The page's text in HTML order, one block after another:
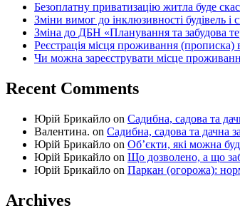
Безоплатну приватизацію житла буде
Зміни вимог до інклюзивності будівель і
Зміна до ДБН «Планування та забудова
Реєстрація місця проживання
Чи можна зареєструвати місце
Recent Comments
Юрій Брикайло on Садибна, садова та
Валентина. on Садибна, садова та дачна
Юрій Брикайло on Об’єкти, які можна
Юрій Брикайло on Що дозволено, а що
Юрій Брикайло on Паркан (огорожа):
Archives